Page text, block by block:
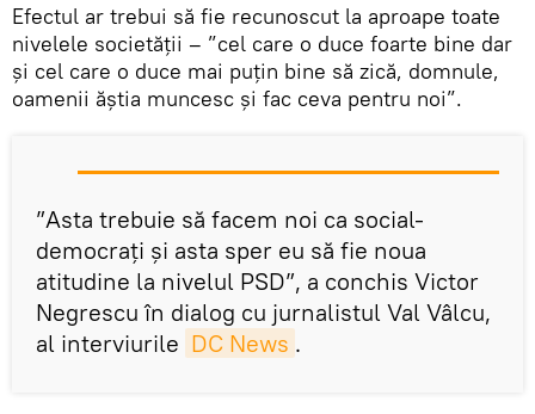
Efectul ar trebui să fie recunoscut la aproape toate
nivelele societății – ”cel care o duce foarte bine dar
şi cel care o duce mai puţin bine să zică‚ domnule,
oamenii ăştia muncesc şi fac ceva pentru noi”.
”Asta trebuie să facem noi ca social-
democraţi și asta sper eu să fie noua
atitudine la nivelul PSD”, a conchis Victor
Negrescu în dialog cu jurnalistul Val Vâlcu,
al interviurile DC News .